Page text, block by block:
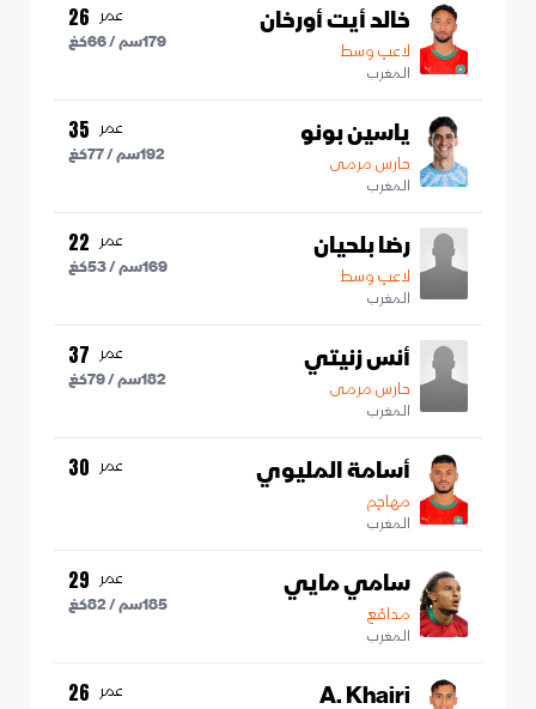
خالد أيت أورخان
لاعب وسط
المغرب
عمر 26
179سم /66كغ
ياسين بونو
حارس مرمى
المغرب
عمر 35
192سم /77كغ
رضا بلحيان
لاعب وسط
المغرب
عمر 22
169سم /53كغ
أنس زنيتي
حارس مرمى
المغرب
عمر 37
182سم /79كغ
أسامة المليوي
مهاجم
المغرب
عمر 30
سامي مايي
مدافع
المغرب
عمر 29
185سم /82كغ
A. Khairi عمر 26